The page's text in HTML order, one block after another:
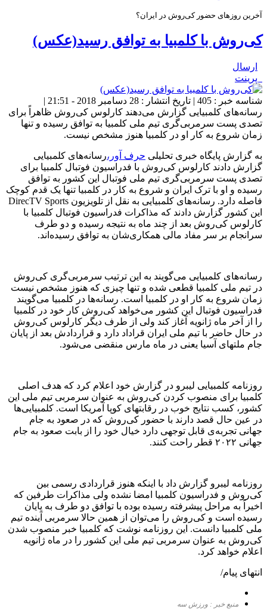
آخرین روزهای حضور کی‌روش در ایران؟
کی‌روش با کلمبیا به توافق رسید(عکس)
ارسال
پرینت
شناسه خبر : 405 | تاریخ انتشار : 28 دسامبر 2018 - 21:51 |
رسانه‌های کلمبیایی گزارش می‌دهند کارلوس کی‌روش ظاهراً برای
تصدی پست سرمربی‌گری تیم ملی کلمبیا به توافق رسیده و تنها
زمان شروع به کار او در کلمبیا هنوز مشخص نیست.
به گزارش پایگاه خبری تحلیلی حرف آور،رسانه‌های کلمبیایی
گزارش دادند کارلوس کی‌روش با فدراسیون فوتبال کلمبیا برای
تصدی پست سرمربی‌گری تیم ملی فوتبال این کشور به توافق
رسیده و او با ترک ایران و شروع به کار در کلمبیا تنها یک قدم کوچک
فاصله دارد. رسانه‌های کلمبیایی به نقل از تلویزیون DirecTV Sports
این کشور گزارش دادند که مذاکرات فدراسیون فوتبال کلمبیا با
کارلوس کی‌روش بعد از چند ماه به نتیجه رسیده و دو طرف
سرانجام بر سر مفاد مالی همکاری‌شان به توافق رسیده‌اند.
رسانه‌های کلمبیایی می‌گویند به این ترتیب سرمربی‌گری کی‌روش
در تیم ملی کلمبیا قطعی شده و تنها چیزی که هنوز مشخص نیست
زمان شروع به کار او در کلمبیا است. رسانه‌ها در کلمبیا می‌گویند
فدراسیون فوتبال این کشور می‌خواهد کی‌روش کار خود در کلمبیا
را از آخر ماه ژانویه آغاز کند ولی از طرف دیگر کارلوس کی‌روش
در حال حاضر با تیم ملی ایران قراداد دارد و قراردادش بعد از پایان
جام ملتهای آسیا یعنی در ماه مارس منقضی می‌شود.
روزنامه کلمبیایی لیبرو در گزارش خود اعلام کرد که هدف اصلی
کلمبیا برای منصوب کردن کی‌روش به عنوان سرمربی تیم ملی این
کشور، کسب نتایج خوب در رقابتهای کوپا آمریکا است. کلمبیایی‌ها
در عین حال قصد دارند با حضور کی‌روش که در صعود به جام
جهانی تجربه‌ی قابل توجهی دارد خیال خود را از بابت صعود به جام
جهانی ۲۰۲۲ قطر راحت کنند.
روزنامه لیبرو گزارش داد با اینکه هنوز قراردادی رسمی بین
کی‌روش و فدراسیون کلمبیا امضا نشده ولی مذاکرات طرفین که
اخیراً به مراحل پیشرفته رسیده بوده با توافق دو طرف به پایان
رسیده است و کی‌روش را می‌توان از همین حالا سرمربی آینده تیم
ملی کلمبیا دانست. این روزنامه نوشت که کلمبیا خبر منصوب شدن
کی‌روش به عنوان سرمربی تیم ملی این کشور را در ماه ژانویه
اعلام خواهد کرد.
انتهای پیام/
منبع خبر : ورزش سه